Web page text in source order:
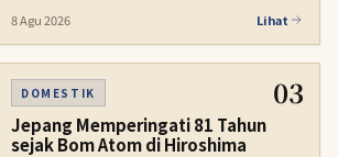
8 Agu 2026 Lihat
DOMESTIK 03
Jepang Memperingati 81 Tahun
sejak Bom Atom di Hiroshima